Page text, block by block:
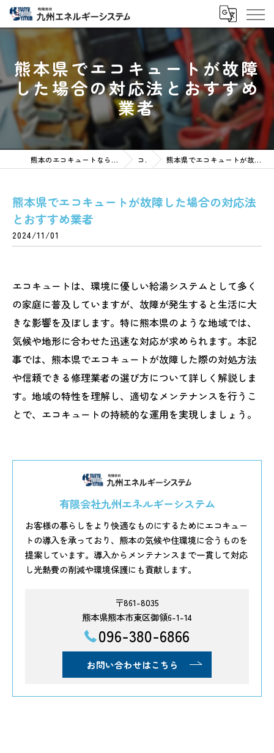
熊本県でエコキュートが故障
した場合の対応法とおすすめ
業者
熊本のエコキュートなら有限会社九州エネルギーシステム コラム 熊本県でエコキュートが故障した場合の対応法とおすすめ業者
熊本県でエコキュートが故障した場合の対応法
とおすすめ業者
2024/11/01
エコキュートは、環境に優しい給湯システムとして多く
の家庭に普及していますが、故障が発生すると生活に大
きな影響を及ぼします。特に熊本県のような地域では、
気候や地形に合わせた迅速な対応が求められます。本記
事では、熊本県でエコキュートが故障した際の対処方法
や信頼できる修理業者の選び方について詳しく解説しま
す。地域の特性を理解し、適切なメンテナンスを行うこ
とで、エコキュートの持続的な運用を実現しましょう。
有限会社九州エネルギーシステム
お客様の暮らしをより快適なものにするためにエコキュー
トの導入を承っており、熊本の気候や住環境に合うものを
提案しています。導入からメンテナンスまで一貫して対応
し光熱費の削減や環境保護にも貢献します。
〒861-8035
熊本県熊本市東区御領6-1-14
096-380-6866
お問い合わせはこちら